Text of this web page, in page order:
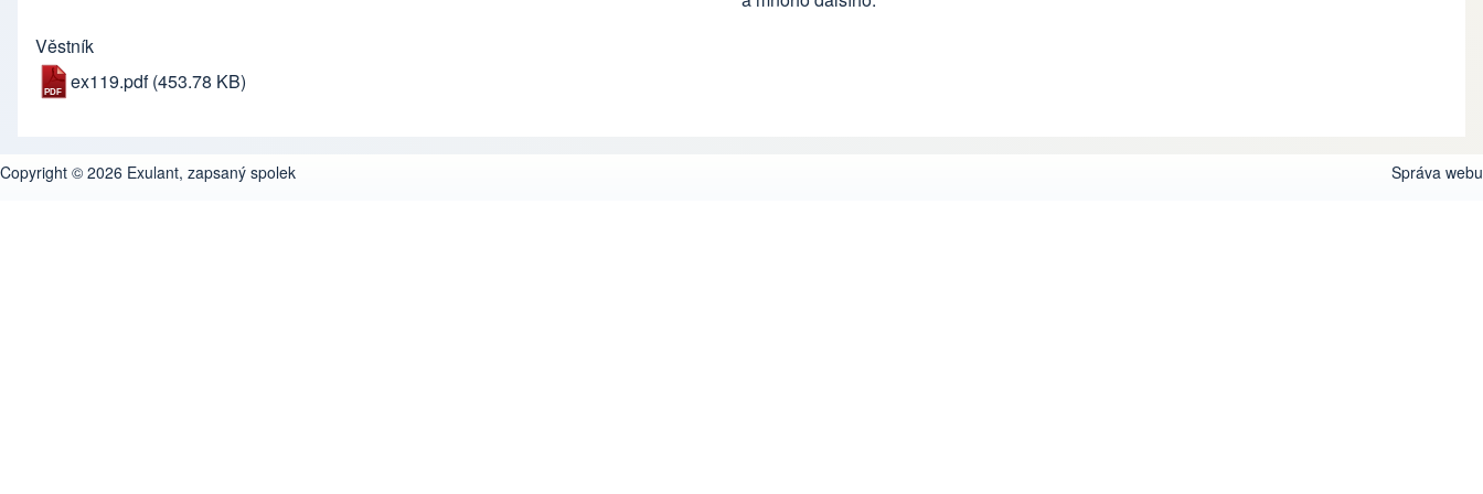
Věstník
ex119.pdf (453.78 KB)
Copyright © 2026 Exulant, zapsaný spolek Správa webu